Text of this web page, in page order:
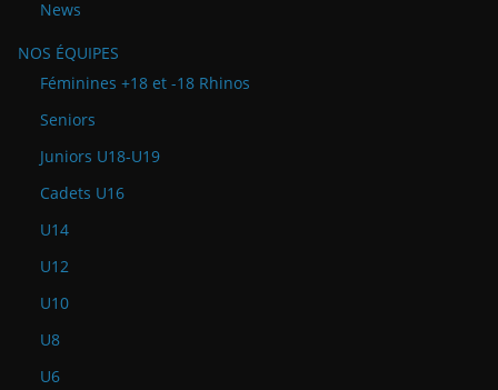
News
NOS ÉQUIPES
Féminines +18 et -18 Rhinos
Seniors
Juniors U18-U19
Cadets U16
U14
U12
U10
U8
U6